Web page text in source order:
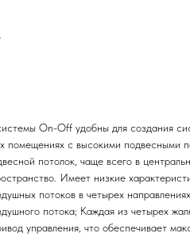
On-Off удобны для создания
помещениях с высокими подвесными
потолок, чаще всего в
Имеет низкие
потоков в четырех
потока; Каждая из четырех
управления, что обеспечивает